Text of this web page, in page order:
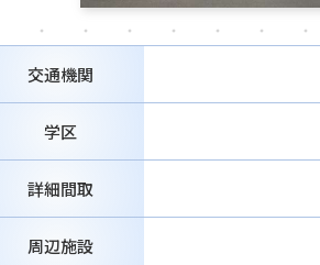
交通機関
学区
詳細間取
周辺施設